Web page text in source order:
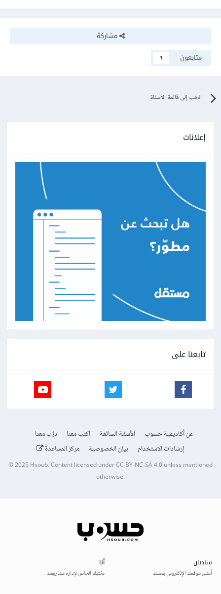
مشاركة
متابعون
1
اذهب إلى قائمة الأسئلة
إعلانات
تابعنا على
عن أكاديمية حسوب الأسئلة الشائعة اكتب معنا
درّب معنا
إرشادات الاستخدام
بيان الخصوصية مركز المساعدة
© 2025Hsoub.Content licensed underCC BY-NC-SA 4.0unless mentioned
otherwise.